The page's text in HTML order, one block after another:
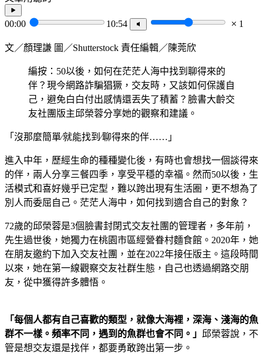
00:00 10:54 1
文／顏理謙 圖／Shutterstock 責任編輯／陳莞欣
編按：50以後，如何在茫茫人海中找到聊得來的
伴？現今網路詐騙猖獗，交友時，又該如何保護自
己，避免白白付出感情還丟失了積蓄？臉書大齡交
友社團版主邱榮蓉分享她的觀察和建議。
「沒那麼簡單∕就能找到∕聊得來的伴……」
進入中年，歷經生命的種種變化後，有時也會想找一個談得來
的伴，兩人分享三餐四季，享受平穩的幸福。然而50以後，生
活模式和喜好幾乎已定型，難以跨出現有生活圈，更不想為了
別人而委屈自己。茫茫人海中，如何找到適合自己的對象？
72歲的邱榮蓉是3個臉書封閉式交友社團的管理者，多年前，
先生過世後，她獨力在桃園市區經營眷村麵食館。2020年，她
在朋友邀約下加入交友社團，並在2022年接任版主。這段時間
以來，她在第一線觀察交友社群生態，自己也透過網路交朋
友，從中獲得許多體悟。
「每個人都有自己喜歡的類型，就像大海裡，深海、淺海的魚
群不一樣。頻率不同，遇到的魚群也會不同。」 邱榮蓉說，不
管是想交友還是找伴，都要勇敢跨出第一步。